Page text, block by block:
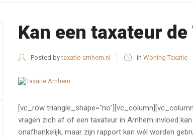
Kan een taxateur
Posted bytaxatie-arnhem.nl in Woning Taxatie
[vc_row
vragen zich af of een taxateur in Arnhem invloed
onafhankelijk, maar zijn rapport kan wél worden